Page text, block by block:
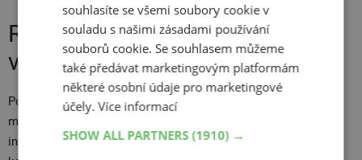
Run-flat pneumatiky aneb ne
všechna řešení jsou provizorní
Pokud často jezdíte na dlouhé vzdálenosti nebo do odlehlých
míst, kde by defekt mohl znamenat vážný problém, zvažte
investici dorun-flat pneumatik. Tyto speciální pláště jsou
souhlasíte se všemi soubory cookie v
souladu s našimi zásadami používání
souborů cookie. Se souhlasem můžeme
také předávat marketingovým platformám
některé osobní údaje pro marketingové
účely.Více informací
SHOW ALL PARTNERS(1910) →